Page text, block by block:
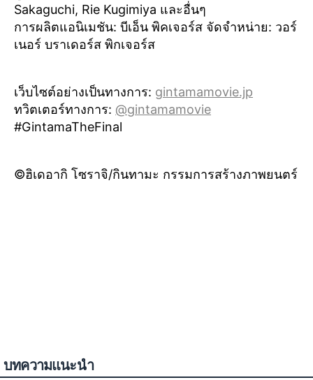
Sakaguchi, Rie Kugimiya และอื่นๆ
การผลิตแอนิเมชัน: บีเอ็น พิคเจอร์ส จัดจำหน่าย: วอร์
เนอร์ บราเดอร์ส พิกเจอร์ส
เว็บไซต์อย่างเป็นทางการ: gintamamovie.jp
ทวิตเตอร์ทางการ: @gintamamovie
#GintamaTheFinal
©ฮิเดอากิ โซราจิ/กินทามะ กรรมการสร้างภาพยนตร์
บทความแนะนำ